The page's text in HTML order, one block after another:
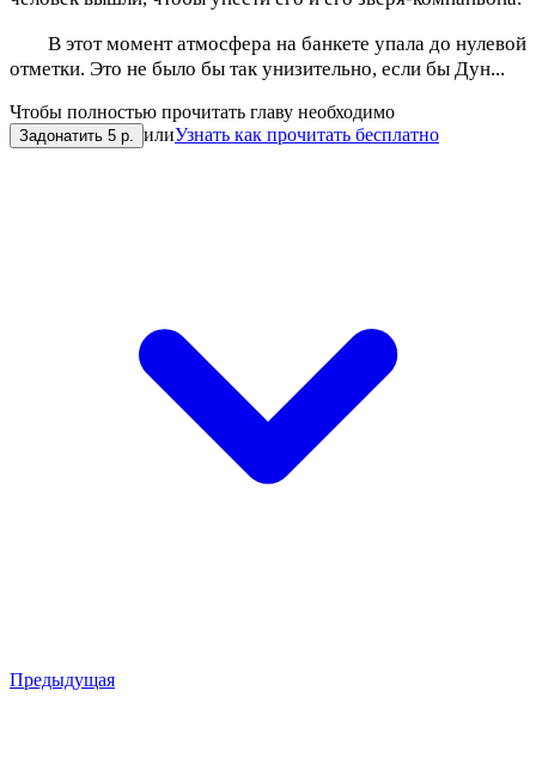
В этот момент атмосфера на банкете упала до нулевой
отметки. Это не было бы так унизительно, если бы Дун...
Чтобы полностью прочитать главу необходимо
Задонатить 5 р. илиУзнать как прочитать бесплатно
Предыдущая